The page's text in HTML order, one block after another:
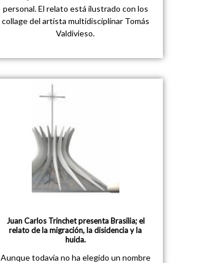
personal. El relato está ilustrado con los
collage del artista multidisciplinar Tomás
Valdivieso.
Juan Carlos Trinchet presenta Brasilia; el
relato de la migración, la disidencia y la
huida.
Aunque todavía no ha elegido un nombre